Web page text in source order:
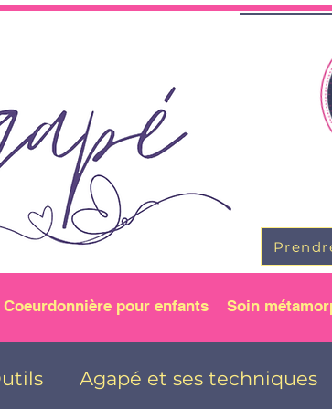
Coeurdonnière pour enfants Soin
Agapé et ses techniques